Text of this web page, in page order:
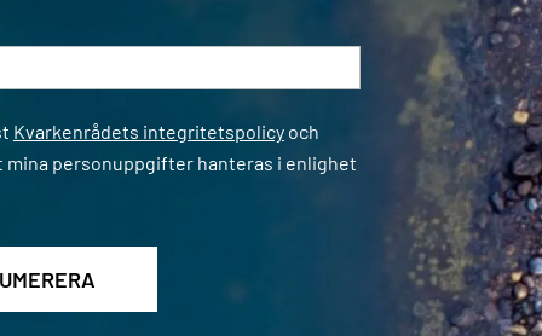
Kvarkenrådets integritetspolicyoch
mina personuppgifter hanteras i enlighet